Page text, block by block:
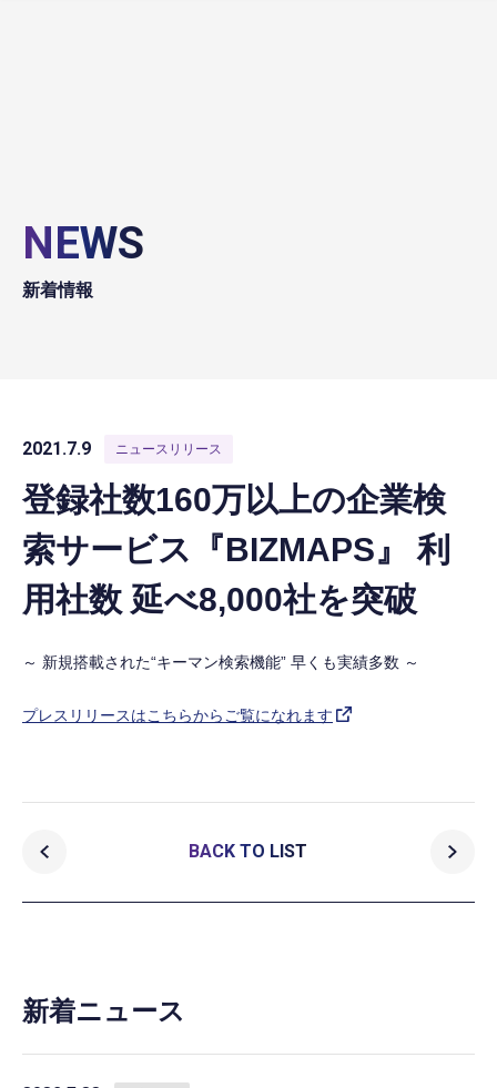
NEWS
新着情報
2021.7.9 ニュースリリース
登録社数160万以上の企業検
索サービス『BIZMAPS』 利
用社数 延べ8,000社を突破
～ 新規搭載された“キーマン検索機能” 早くも実績多数 ～
プレスリリースはこちらからご覧になれます
BACK TO LIST
新着ニュース